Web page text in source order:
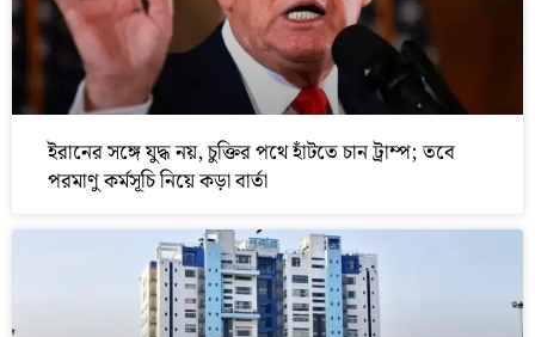
ইরানের সঙ্গে যুদ্ধ নয়, চুক্তির পথে হাঁটতে চান ট্রাম্প; তবে
পরমাণু কর্মসূচি নিয়ে কড়া বার্তা